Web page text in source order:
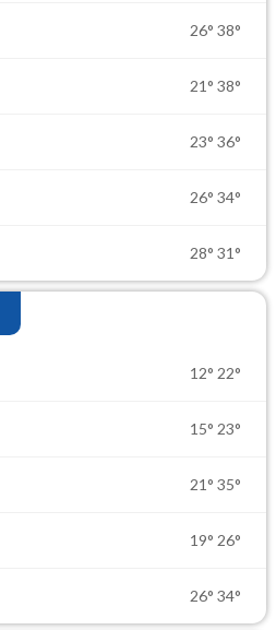
26° 38°
21° 38°
23° 36°
26° 34°
28° 31°
12° 22°
15° 23°
21° 35°
19° 26°
26° 34°